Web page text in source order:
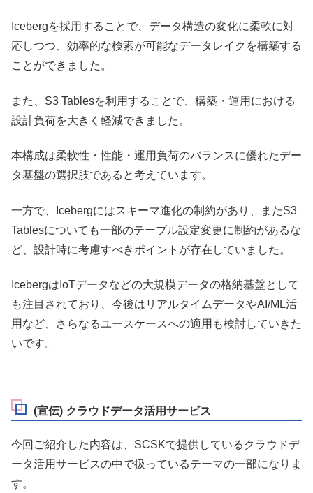
Icebergを採用することで、データ構造の変化に柔軟に対
応しつつ、効率的な検索が可能なデータレイクを構築する
ことができました。
また、S3 Tablesを利用することで、構築・運用における
設計負荷を大きく軽減できました。
本構成は柔軟性・性能・運用負荷のバランスに優れたデー
タ基盤の選択肢であると考えています。
一方で、Icebergにはスキーマ進化の制約があり、またS3
Tablesについても一部のテーブル設定変更に制約があるな
ど、設計時に考慮すべきポイントが存在していました。
IcebergはIoTデータなどの大規模データの格納基盤として
も注目されており、今後はリアルタイムデータやAI/ML活
用など、さらなるユースケースへの適用も検討していきた
いです。
(宣伝) クラウドデータ活用サービス
今回ご紹介した内容は、SCSKで提供しているクラウドデ
ータ活用サービスの中で扱っているテーマの一部になりま
す。